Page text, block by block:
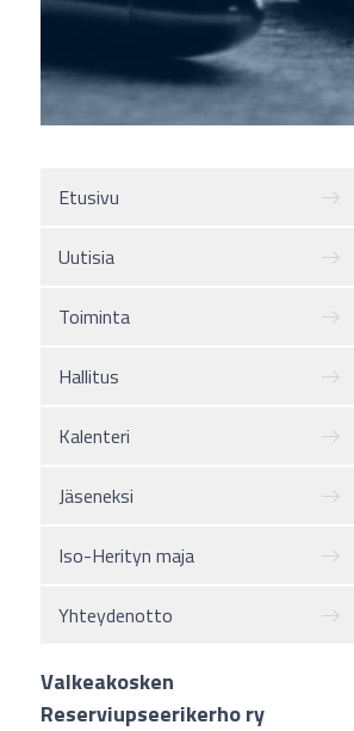
Etusivu
Uutisia
Toiminta
Hallitus
Kalenteri
Jäseneksi
Iso-Herityn maja
Yhteydenotto
Valkeakosken
Reserviupseerikerho ry